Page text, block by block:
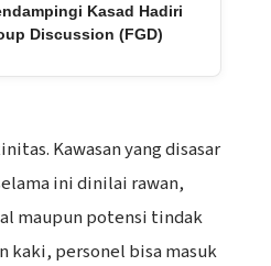
Kasad Hadiri
Discussion (FGD)
Kawasan yang disasar
ini dinilai rawan,
maupun potensi tindak
kaki, personel bisa masuk